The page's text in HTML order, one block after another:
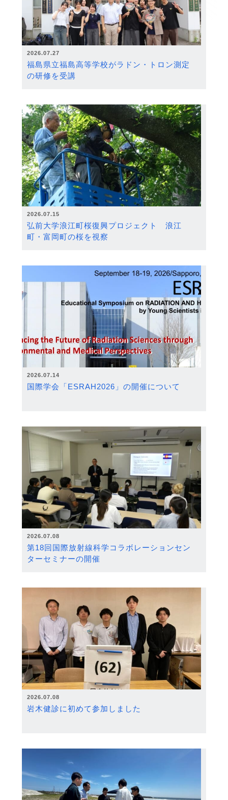
2026.07.27
福島県立福島高等学校がラドン・トロン測定
の研修を受講
2026.07.15
弘前大学浪江町桜復興プロジェクト 浪江
町・富岡町の桜を視察
2026.07.14
国際学会「ESRAH2026」の開催について
2026.07.08
第18回国際放射線科学コラボレーションセン
ターセミナーの開催
2026.07.08
岩木健診に初めて参加しました